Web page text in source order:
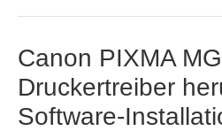
Canon PIXMA
Druckertreiber
Software-